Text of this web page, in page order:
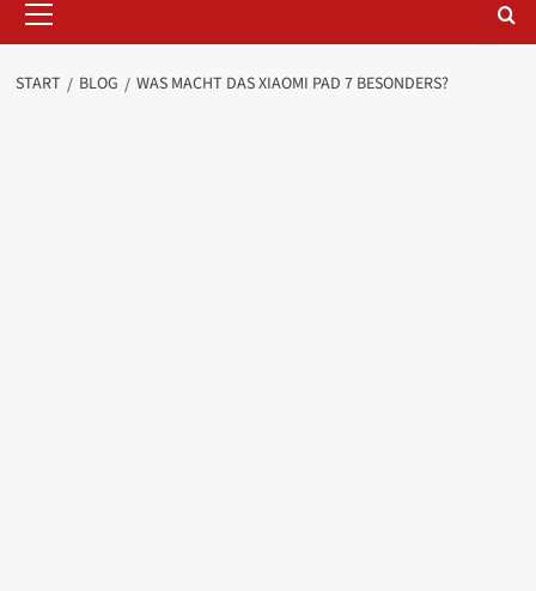
Menü
START BLOG WAS MACHT DAS XIAOMI PAD 7 BESONDERS?